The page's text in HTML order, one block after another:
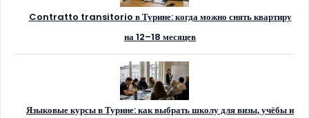
Contratto transitorio в Турине: когда можно снять квартиру
на 12–18 месяцев
Языковые курсы в Турине: как выбрать школу для визы, учёбы и